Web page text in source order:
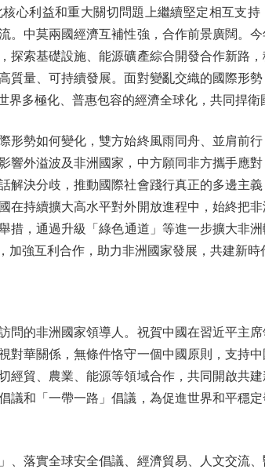
利益和重大關切問題上繼續堅定相互支持
。中莫兩國經濟互補性強，合作前景廣闊。
探索基礎設施、能源礦產綜合開發合作新路
質量、可持續發展。面對變亂交織的國際形
多極化、普惠包容的經濟全球化，共同捍衛
勢如何變化，雙方始終風雨同舟、並肩前行
響外溢波及非洲國家，中方願同非方攜手應
解決分歧，推動國際社會踐行真正的多邊主
在持續擴大高水平對外開放進程中，始終把
措，通過升級「綠色通道」等進一步擴大非
強互利合作，助力非洲國家發展，共建新時
的非洲國家領導人。祝賀中國在習近平主席
對華關係，無條件恪守一個中國原則，支持
經貿、農業、能源等領域合作，共同開啟共
議和「一帶一路」倡議，為促進世界和平穩
落實全球安全倡議、經濟貿易、人文交流、